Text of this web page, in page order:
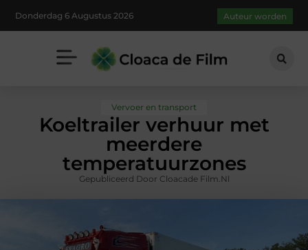
Donderdag 6 Augustus 2026 Auteur worden
Vervoer en transport
Koeltrailer verhuur met
meerdere
temperatuurzones
Gepubliceerd Door Cloacade Film.nl